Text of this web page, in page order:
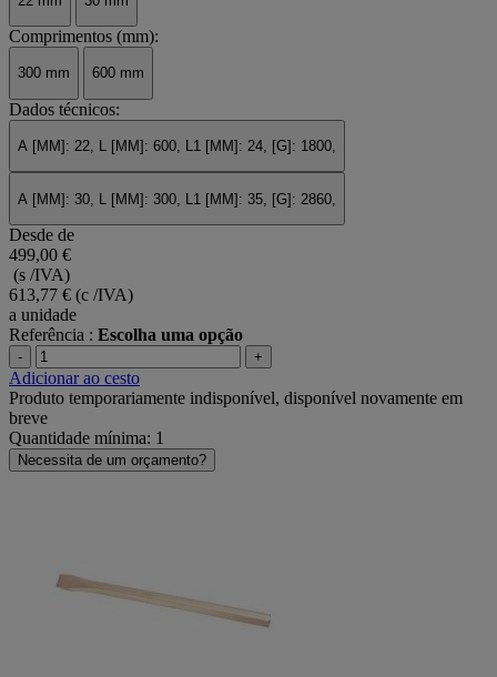
Comprimentos (mm):
300 mm 600 mm
Dados técnicos:
A [MM]: 22, L [MM]: 600, L1 [MM]: 24, [G]: 1800,
A [MM]: 30, L [MM]: 300, L1 [MM]: 35, [G]: 2860,
Desde de
499,00 €
(s /IVA)
613,77 € (c /IVA)
a unidade
Referência : Escolha uma opção
- +
Adicionar ao cesto
Produto temporariamente indisponível, disponível novamente em
breve
Quantidade mínima: 1
Necessita de um orçamento?